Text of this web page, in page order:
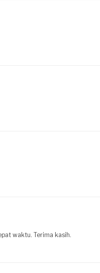
waktu. Terima kasih.